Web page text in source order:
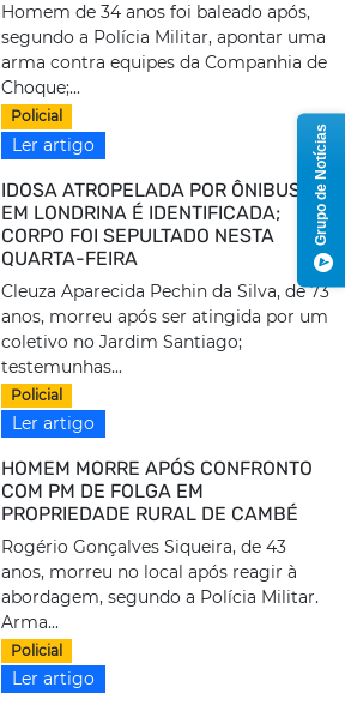
Homem de 34 anos foi baleado após,
segundo a Polícia Militar, apontar uma
arma contra equipes da Companhia de
Choque;...
Policial
Ler artigo
IDOSA ATROPELADA POR ÔNIBUS
EM LONDRINA É IDENTIFICADA;
CORPO FOI SEPULTADO NESTA
QUARTA-FEIRA
Cleuza Aparecida Pechin da Silva, de 73
anos, morreu após ser atingida por um
coletivo no Jardim Santiago;
testemunhas...
Policial
Ler artigo
HOMEM MORRE APÓS CONFRONTO
COM PM DE FOLGA EM
PROPRIEDADE RURAL DE CAMBÉ
Rogério Gonçalves Siqueira, de 43
anos, morreu no local após reagir à
abordagem, segundo a Polícia Militar.
Arma...
Policial
Ler artigo
Grupo de Notícias